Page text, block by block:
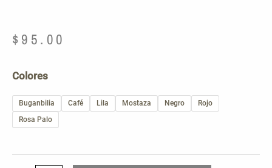
$ 95.00
Colores
Buganbilia Café Lila Mostaza Negro
Rojo
Rosa Palo
Conjunto
cantidad